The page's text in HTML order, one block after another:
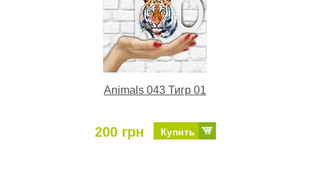
Animals 043 Тигр 01
200 грн Купить